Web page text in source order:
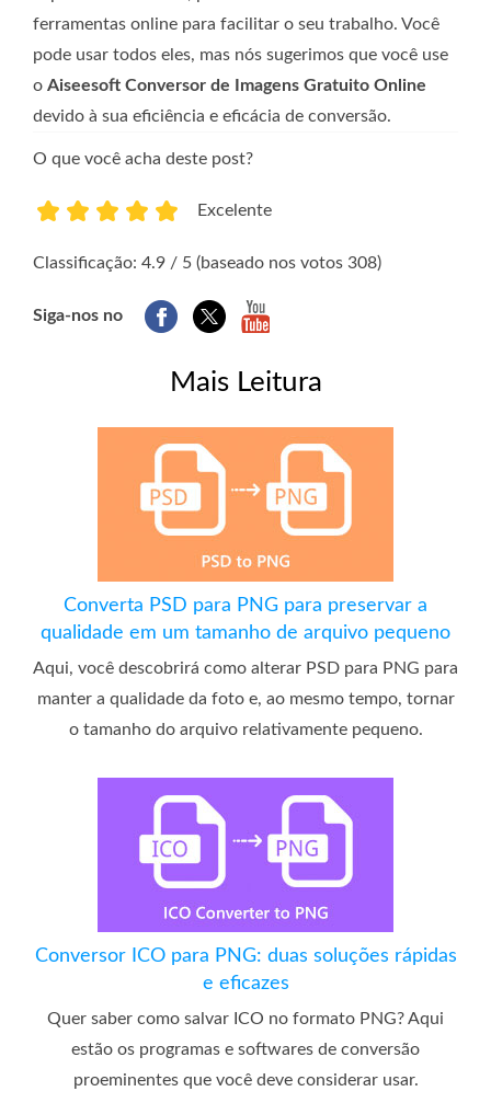
ferramentas online para facilitar o seu trabalho. Você
pode usar todos eles, mas nós sugerimos que você use
o Aiseesoft Conversor de Imagens Gratuito Online
devido à sua eficiência e eficácia de conversão.
O que você acha deste post?
Excelente
Classificação: 4.9 / 5 (baseado nos votos 308)
Siga-nos no
Mais Leitura
Converta PSD para PNG para preservar a
qualidade em um tamanho de arquivo pequeno
Aqui, você descobrirá como alterar PSD para PNG para
manter a qualidade da foto e, ao mesmo tempo, tornar
o tamanho do arquivo relativamente pequeno.
Conversor ICO para PNG: duas soluções rápidas
e eficazes
Quer saber como salvar ICO no formato PNG? Aqui
estão os programas e softwares de conversão
proeminentes que você deve considerar usar.